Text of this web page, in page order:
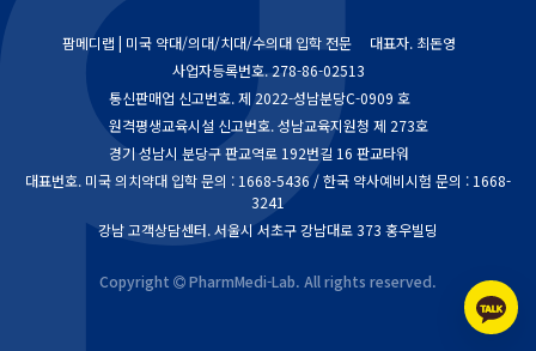
팜메디랩 | 미국 약대/의대/치대/수의대 입학 전문
대표자. 최돈영
사업자등록번호.278-86-02513
통신판매업 신고번호.제 2022-성남분당C-0909 호
원격평생교육시설 신고번호. 성남교육지원청 제 273호
경기 성남시 분당구 판교역로 192번길 16 판교타워
대표번호. 미국 의치약대 입학 문의 : 1668-5436 / 한국 약사예비시험 문의 : 1668-
3241
강남 고객상담센터. 서울시 서초구 강남대로 373 홍우빌딩
Copyright PharmMedi-Lab. All rights reserved.